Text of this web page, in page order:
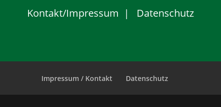
Kontakt/Impressum | Datenschutz
Impressum / Kontakt Datenschutz